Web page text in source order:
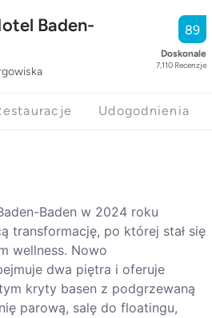
Baden-
89
Doskonale
7,110 Recenzje
Udogodnienia
Baden w 2024 roku
transformację, po której stał się
wellness. Nowo
dwa piętra i oferuje
kryty basen z podgrzewaną
parową, salę do floatingu,